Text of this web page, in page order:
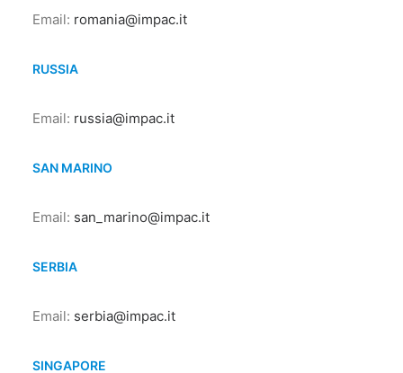
Email: romania@impac.it
RUSSIA
Email: russia@impac.it
SAN MARINO
Email: san_marino@impac.it
SERBIA
Email: serbia@impac.it
SINGAPORE